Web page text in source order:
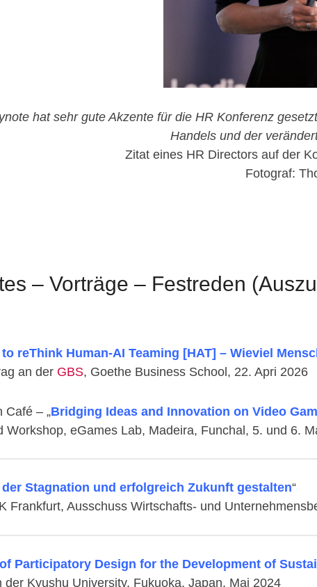
hat sehr gute Akzente für die HR Konferenz
Handels und der
Zitat eines HR Directors auf der
Fotograf:
– Vorträge – Festreden
reThink Human-AI Teaming [HAT] – Wieviel
an der GBS, Goethe Business School, 22. Apri 2026
Café – „Bridging Ideas and Innovation on Video
Workshop, eGames Lab, Madeira, Funchal, 5. und 6.
der Stagnation und erfolgreich Zukunft gestalten“
Frankfurt, Ausschuss Wirtschafts- und
Participatory Design for the Development of
der Kyushu University, Fukuoka, Japan, Mai 2024